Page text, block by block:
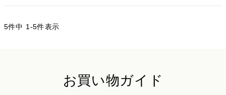
5件中 1-5件表示
お買い物ガイド